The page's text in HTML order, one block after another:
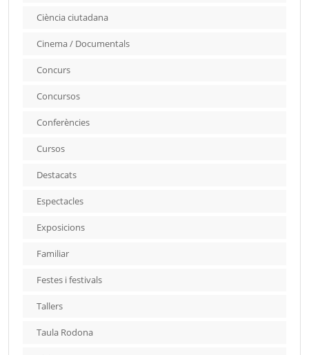
Ciència ciutadana
Cinema / Documentals
Concurs
Concursos
Conferències
Cursos
Destacats
Espectacles
Exposicions
Familiar
Festes i festivals
Tallers
Taula Rodona